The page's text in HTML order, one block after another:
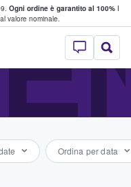
Ogni ordine è garantito al 100%I
valore nominale.
StubHub - Dove
biglietti
Ordina per data